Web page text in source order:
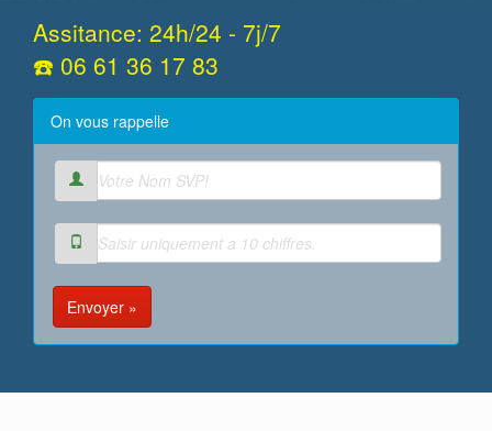
Assitance: 24h/24 - 7j/7
☎️ 06 61 36 17 83
On vous rappelle
Envoyer »